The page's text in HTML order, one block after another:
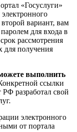
«Госуслуги»
вариант, вам
для входа в
рассмотрения
для получения
выполнить
ссылки
РФ разработал свой
электронного
от портала